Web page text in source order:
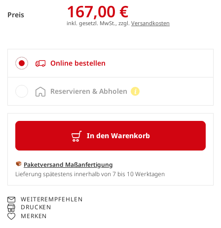
Preis 167,00 €
inkl. gesetzl. MwSt., zzgl. Versandkosten
Online bestellen
In den Warenkorb
Paketversand Maßanfertigung
Lieferung spätestens innerhalb von 7 bis 10 Werktagen
Reservieren & Abholen
WEITEREMPFEHLEN
DRUCKEN
MERKEN